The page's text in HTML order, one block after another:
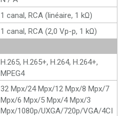
1 canal, RCA (linéaire, 1 kΩ)
1 canal, RCA (2,0 Vp-p, 1 kΩ)
H.265, H.265+, H.264, H.264+,
MPEG4
32 Mpx/24 Mpx/12 Mpx/8 Mpx/7
Mpx/6 Mpx/5 Mpx/4 Mpx/3
Mpx/1080p/UXGA/720p/VGA/4CI